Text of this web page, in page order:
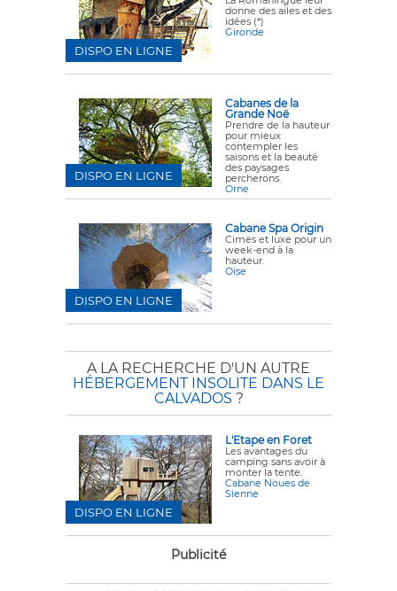
donne des ailes et des
idées (*)
Gironde
DISPO EN LIGNE
Cabanes de la
Grande Noë
Prendre de la hauteur
pour mieux
contempler les
saisons et la beauté
des paysages
percherons.
Orne
DISPO EN LIGNE
Cabane Spa Origin
Cimes et luxe pour un
week-end à la
hauteur.
Oise
DISPO EN LIGNE
A LA RECHERCHE D'UN AUTRE
HÉBERGEMENT INSOLITE DANS LE
CALVADOS ?
L'Etape en Foret
Les avantages du
camping sans avoir à
monter la tente.
Cabane Noues de
Sienne
DISPO EN LIGNE
Publicité